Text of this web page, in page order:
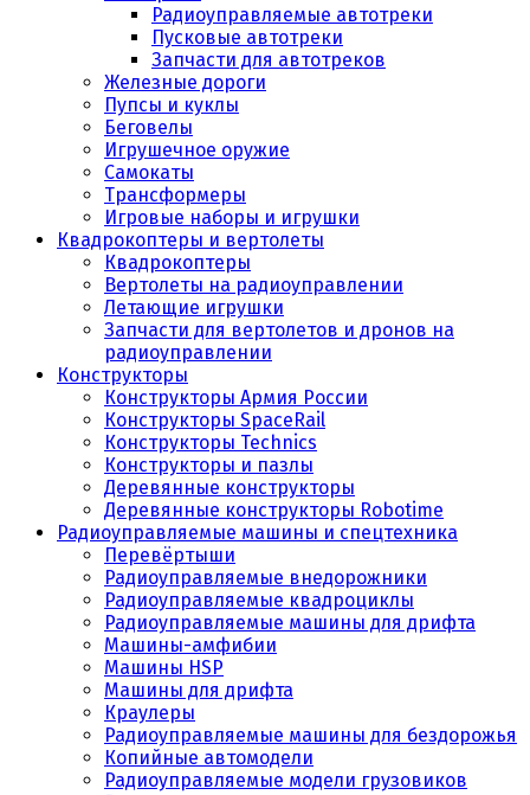
Радиоуправляемые автотреки
Пусковые автотреки
Запчасти для автотреков
Железные дороги
Пупсы и куклы
Беговелы
Игрушечное оружие
Самокаты
Трансформеры
Игровые наборы и игрушки
Квадрокоптеры и вертолеты
Квадрокоптеры
Вертолеты на радиоуправлении
Летающие игрушки
Запчасти для вертолетов и дронов на
радиоуправлении
Конструкторы
Конструкторы Армия России
Конструкторы SpaceRail
Конструкторы Technics
Конструкторы и пазлы
Деревянные конструкторы
Деревянные конструкторы Robotime
Радиоуправляемые машины и спецтехника
Перевёртыши
Радиоуправляемые внедорожники
Радиоуправляемые квадроциклы
Радиоуправляемые машины для дрифта
Машины-амфибии
Машины HSP
Машины для дрифта
Краулеры
Радиоуправляемые машины для бездорожья
Копийные автомодели
Радиоуправляемые модели грузовиков